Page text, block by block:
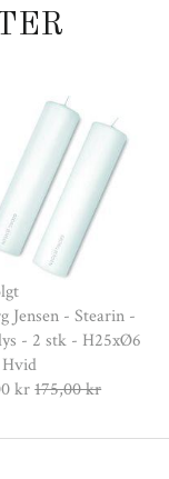
Jensen - Stearin -
- 2 stk - H25xØ6
kr 175,00 kr